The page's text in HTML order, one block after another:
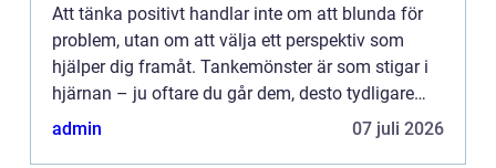
Att tänka positivt handlar inte om att blunda för
problem, utan om att välja ett perspektiv som
hjälper dig framåt. Tankemönster är som stigar i
hjärnan – ju oftare du går dem, desto tydligare
blir...
admin 07 juli 2026